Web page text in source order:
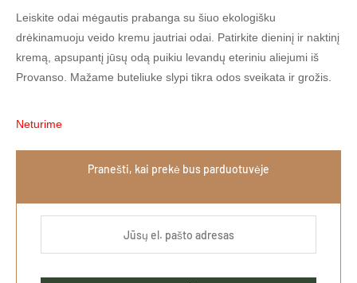
Leiskite odai mėgautis prabanga su šiuo ekologišku
drėkinamuoju veido kremu jautriai odai. Patirkite dieninį ir naktinį
kremą, apsupantį jūsų odą puikiu levandų eteriniu aliejumi iš
Provanso. Mažame buteliuke slypi tikra odos sveikata ir grožis.
Neturime
Pranešti, kai prekė bus parduotuvėje